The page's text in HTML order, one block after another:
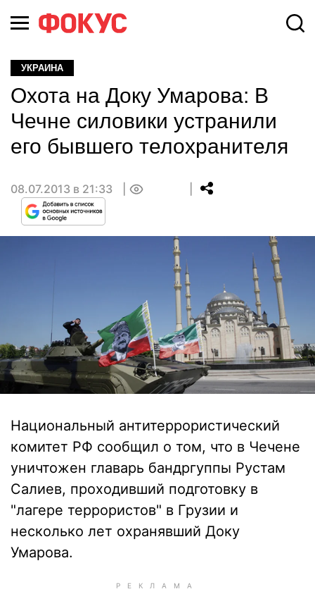
УКРАИНА
Охота на Доку Умарова: В
Чечне силовики устранили
его бывшего телохранителя
08.07.2013 в 21:33
Национальный антитеррористический
комитет РФ сообщил о том, что в Чечене
уничтожен главарь бандргуппы Рустам
Салиев, проходивший подготовку в
"лагере террористов" в Грузии и
несколько лет охранявший Доку
Умарова.